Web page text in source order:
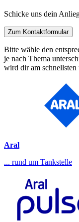
Schicke uns dein
Zum Kontaktformular
Bitte wähle den
je nach Thema
wird dir am
Aral
... rund um Tankstelle